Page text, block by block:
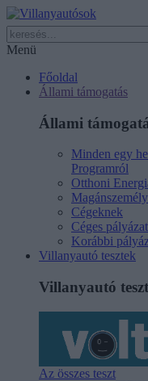
Menü
Főoldal
Állami támogatás
Állami
Minden egy
Programról
Otthoni
Cégeknek
Céges
Korábbi
Villanyautó tesztek
Villanyautó
Az összes teszt